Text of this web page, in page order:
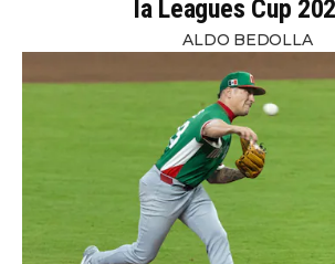
la Leagues Cup
ALDO BEDOLLA